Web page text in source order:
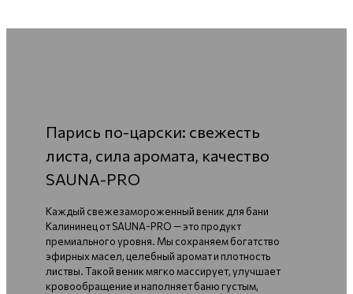
Парись по-царски: свежесть
листа, сила аромата, качество
SAUNA-PRO
Каждый свежезамороженный веник для бани
Калининец от SAUNA-PRO — это продукт
премиального уровня. Мы сохраняем богатство
эфирных масел, целебный аромат и плотность
листвы. Такой веник мягко массирует, улучшает
кровообращение и наполняет баню густым,